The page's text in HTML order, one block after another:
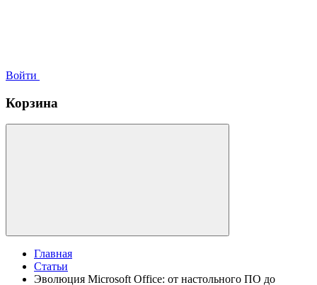
Войти
Корзина
Главная
Статьи
Эволюция Microsoft Office: от настольного ПО до